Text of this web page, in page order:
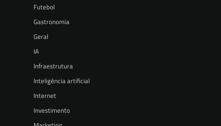
Futebol
Gastronomia
Geral
IA
Infraestrutura
Inteligência artificial
Internet
Investimento